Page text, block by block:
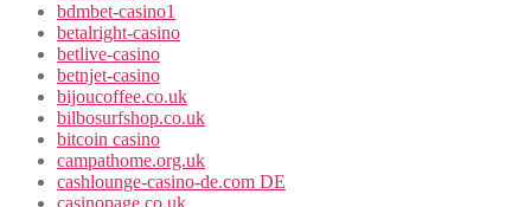
bdmbet-casino1
betalright-casino
betlive-casino
betnjet-casino
bijoucoffee.co.uk
bilbosurfshop.co.uk
bitcoin casino
campathome.org.uk
cashlounge-casino-de.com DE